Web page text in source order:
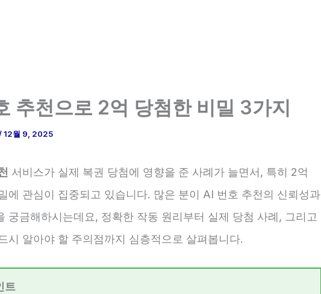
추천으로 2억 당첨한 비밀 3가지
12월 9, 2025
서비스가 실제 복권 당첨에 영향을 준 사례가 늘면서, 특히 2억
에 관심이 집중되고 있습니다. 많은 분이 AI 번호 추천의 신뢰성과
궁금해하시는데요, 정확한 작동 원리부터 실제 당첨 사례, 그리고
시 알아야 할 주의점까지 심층적으로 살펴봅니다.
트